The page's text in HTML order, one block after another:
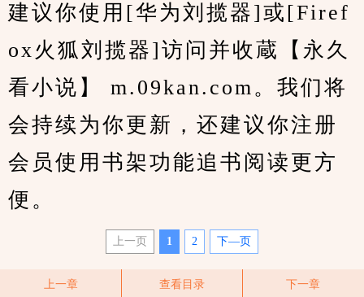
建议你使用[华为刘揽器]或[Firef
ox火狐刘揽器]访问并收蔵【永久
看小说】 m.09kan.com。我们将
会持续为你更新，还建议你注册
会员使用书架功能追书阅读更方
便。
上一页 1 2 下—页
上一章 查看目录 下一章